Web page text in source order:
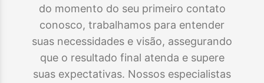
do momento do seu primeiro contato
conosco, trabalhamos para entender
suas necessidades e visão, assegurando
que o resultado final atenda e supere
suas expectativas. Nossos especialistas